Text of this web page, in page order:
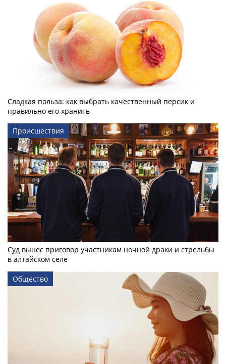
Сладкая польза: как выбрать качественный персик и
правильно его хранить
Происшествия
Суд вынес приговор участникам ночной драки и стрельбы
в алтайском селе
Общество